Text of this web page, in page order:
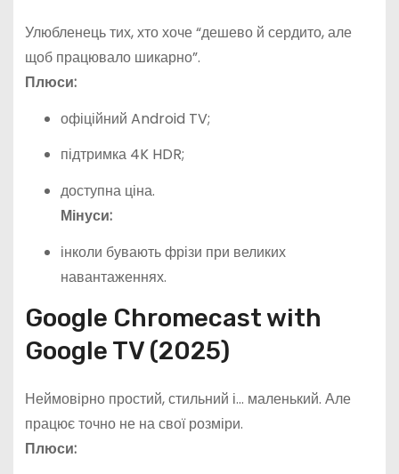
Улюбленець тих, хто хоче “дешево й сердито, але
щоб працювало шикарно”.
Плюси:
офіційний Android TV;
підтримка 4K HDR;
доступна ціна.
Мінуси:
інколи бувають фрізи при великих
навантаженнях.
Google Chromecast with
Google TV (2025)
Неймовірно простий, стильний і… маленький. Але
працює точно не на свої розміри.
Плюси: